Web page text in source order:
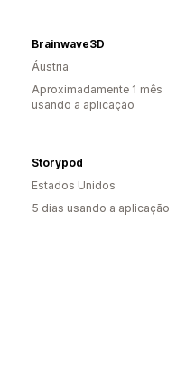
Brainwave3D
Áustria
Aproximadamente 1 mês
usando a aplicação
Storypod
Estados Unidos
5 dias usando a aplicação